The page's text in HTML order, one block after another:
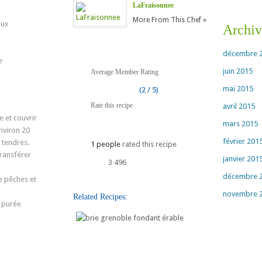
et couvrir
20
tendres.
pêches et
purée
LaFraisonnee
More From This Chef »
Average Member Rating
(2 / 5)
Rate this recipe
1 people rated this recipe
3 496
Related Recipes:
décembre
juin 2015
mai 2015
avril 2015
mars 2015
février
janvier
décembre
novembre